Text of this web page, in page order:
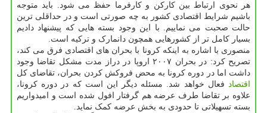
هر نحوی ارتباط بین کارکن و کارفرما حفظ می شود. باید متوجه
باشیم شرایط اقتصادی کشور به چه صورتی است و در حداقلی ترین
حالت صحبت می نماییم. با این وجود بسته هایی که پیشنهاد دادیم
بسیار کامل تر از کشورهایی همچون دانمارک و ترکیه است.
منصوری با اشاره به اینکه کرونا با بحران های اقتصادی فرق می کند،
تصریح کرد: در بحران ۲۰۰۷ اروپا در دراز مدت مشکل تقاضا وجود
داشت اما در دوره کرونا به محض فروکش کردن بحران، تقاضای کل
اقتصاد فعال خواهد شد. مسئله دیگر این است که در دوره کرونا،
علاوه بر تقاضا طرف عرضه هم گرفتار افول شده است و امیدواریم
بسته تسهیلاتی تا حدودی به بخش عرضه کمک نماید.